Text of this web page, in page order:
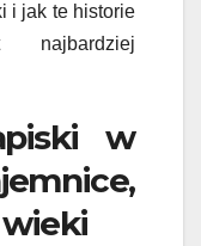
i jak te historie
najbardziej
w